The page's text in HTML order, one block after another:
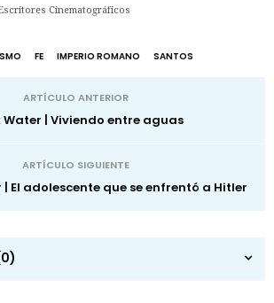
Cinematográficos
FE IMPERIO ROMANO SANTOS
ARTÍCULO ANTERIOR
Water | Viviendo entre aguas
ARTÍCULO SIGUIENTE
| El adolescente que se enfrentó a Hitler